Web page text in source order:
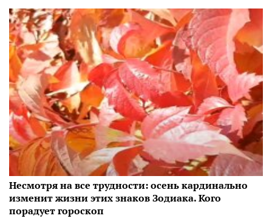
Несмотря на все трудности: осень кардинально
изменит жизни этих знаков Зодиака. Кого
порадует гороскоп